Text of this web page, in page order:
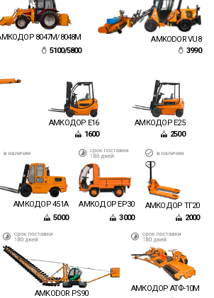
8047М/8048M
5100/5800
AMKODOR VU8
3990
АМКОДОР E16
1600
АМКОДОР E25
2500
АМКОДОР 451A
5000
АМКОДОР EP30
3000
АМКОДОР ТГ20
2000
AMKODOR PS90
АМКОДОР АТФ-10М